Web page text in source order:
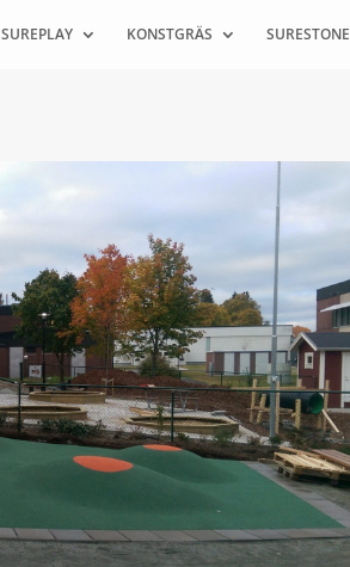
SUREPLAY KONSTGRÄS SURESTONE